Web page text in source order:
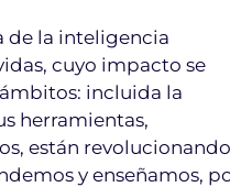
de la inteligencia
cuyo impacto se
incluida la
herramientas,
están revolucionando
y enseñamos,